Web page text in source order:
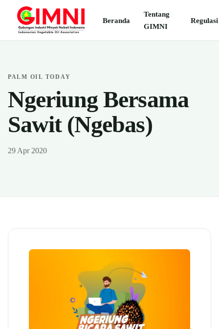
Beranda
Tentang
GIMNI
Regulasi
PALM OIL TODAY
Ngeriung Bersama
Sawit (Ngebas)
29 Apr 2020